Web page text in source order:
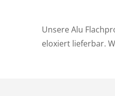
Unsere Alu
eloxiert lieferbar.